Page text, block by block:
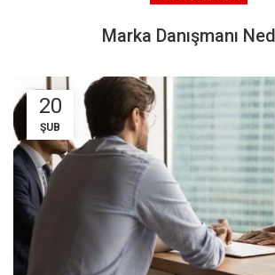
Marka Danışmanı
20
ŞUB